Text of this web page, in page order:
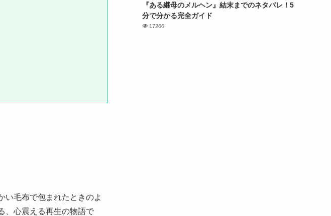
い毛布で包まれたときのよ
、心震える再生の物語で
『ある継母のメルヘン』結末までのネタバレ！5
分で分かる完全ガイド
17266